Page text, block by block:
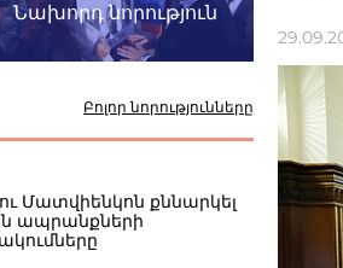
Նախորդ նորություն
Բոլոր նորությունները
Մատվիենկոն քննարկել
ապրանքների